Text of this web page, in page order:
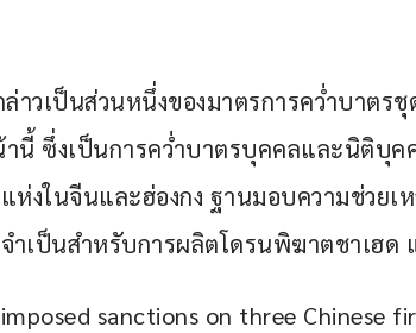
าวเป็นส่วนหนึ่งของมาตรการคว่ำบาตร
นี้ ซึ่งเป็นการคว่ำบาตรบุคคลและนิติบุค
ห่งในจีนและฮ่องกง ฐานมอบความช่วยเ
ำเป็นสำหรับการผลิตโดรนพิฆาตชาเฮด
sanctions on three Chinese